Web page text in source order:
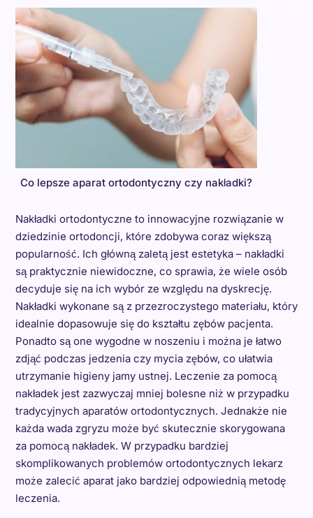
Co lepsze aparat ortodontyczny czy nakładki?
Nakładki ortodontyczne to innowacyjne rozwiązanie w
dziedzinie ortodoncji, które zdobywa coraz większą
popularność. Ich główną zaletą jest estetyka – nakładki
są praktycznie niewidoczne, co sprawia, że wiele osób
decyduje się na ich wybór ze względu na dyskrecję.
Nakładki wykonane są z przezroczystego materiału, który
idealnie dopasowuje się do kształtu zębów pacjenta.
Ponadto są one wygodne w noszeniu i można je łatwo
zdjąć podczas jedzenia czy mycia zębów, co ułatwia
utrzymanie higieny jamy ustnej. Leczenie za pomocą
nakładek jest zazwyczaj mniej bolesne niż w przypadku
tradycyjnych aparatów ortodontycznych. Jednakże nie
każda wada zgryzu może być skutecznie skorygowana
za pomocą nakładek. W przypadku bardziej
skomplikowanych problemów ortodontycznych lekarz
może zalecić aparat jako bardziej odpowiednią metodę
leczenia.